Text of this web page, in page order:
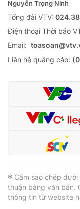
Nguyễn Trọng Ninh
Tổng đài VTV:
Ðiện thoại Thời báo
Email:
Liên hệ quảng cáo:
® Cấm sao chép
thuận bằng văn bản.
thông tin từ website